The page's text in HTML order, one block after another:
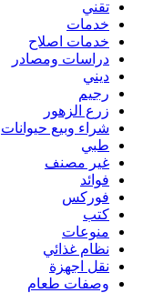
تقني
خدمات
خدمات اصلاح
دراسات ومصادر
ديني
رجيم
زرع الزهور
شراء وبيع حيوانات
طبي
غير مصنف
فوائد
فوركس
كتب
منوعات
نظام غذائي
نقل اجهزة
وصفات طعام